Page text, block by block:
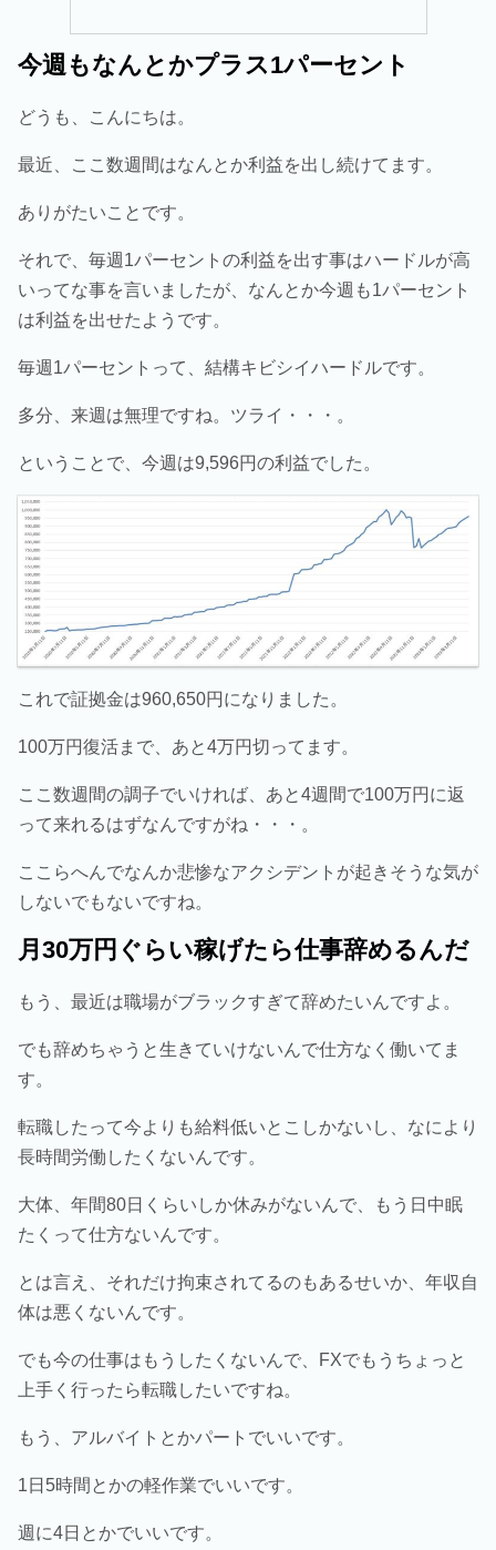
今週もなんとかプラス1パーセント
どうも、こんにちは。
最近、ここ数週間はなんとか利益を出し続けてます。
ありがたいことです。
それで、毎週1パーセントの利益を出す事はハードルが高
いってな事を言いましたが、なんとか今週も1パーセント
は利益を出せたようです。
毎週1パーセントって、結構キビシイハードルです。
多分、来週は無理ですね。ツライ・・・。
ということで、今週は9,596円の利益でした。
これで証拠金は960,650円になりました。
100万円復活まで、あと4万円切ってます。
ここ数週間の調子でいければ、あと4週間で100万円に返
って来れるはずなんですがね・・・。
ここらへんでなんか悲惨なアクシデントが起きそうな気が
しないでもないですね。
月30万円ぐらい稼げたら仕事辞めるんだ
もう、最近は職場がブラックすぎて辞めたいんですよ。
でも辞めちゃうと生きていけないんで仕方なく働いてま
す。
転職したって今よりも給料低いとこしかないし、なにより
長時間労働したくないんです。
大体、年間80日くらいしか休みがないんで、もう日中眠
たくって仕方ないんです。
とは言え、それだけ拘束されてるのもあるせいか、年収自
体は悪くないんです。
でも今の仕事はもうしたくないんで、FXでもうちょっと
上手く行ったら転職したいですね。
もう、アルバイトとかパートでいいです。
1日5時間とかの軽作業でいいです。
週に4日とかでいいです。